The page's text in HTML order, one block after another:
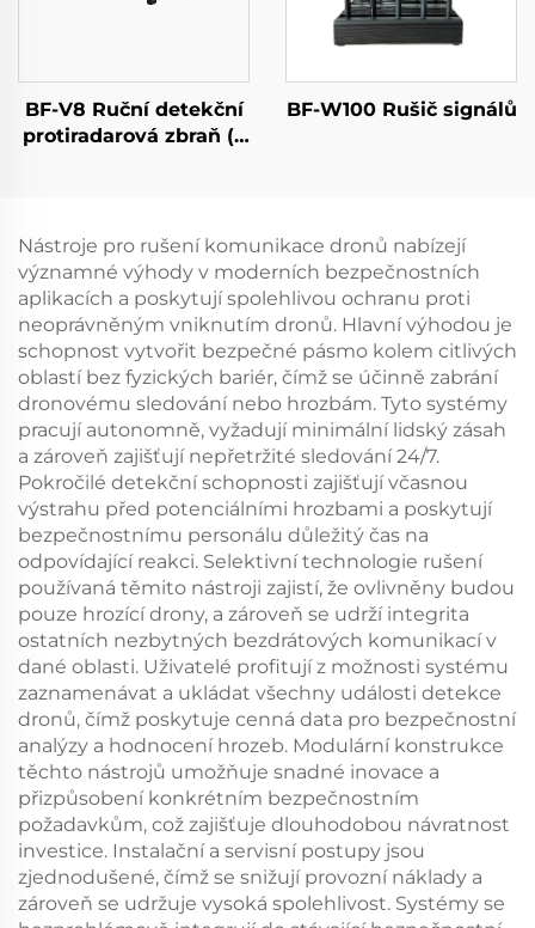
BF-V8 Ruční detekční
protiradarová zbraň (s
BF-W100 Rušič signálů
Nástroje pro rušení komunikace dronů nabízejí
významné výhody v moderních bezpečnostních
aplikacích a poskytují spolehlivou ochranu proti
neoprávněným vniknutím dronů. Hlavní výhodou je
schopnost vytvořit bezpečné pásmo kolem citlivých
oblastí bez fyzických bariér, čímž se účinně zabrání
dronovému sledování nebo hrozbám. Tyto systémy
pracují autonomně, vyžadují minimální lidský zásah
a zároveň zajišťují nepřetržité sledování 24/7.
Pokročilé detekční schopnosti zajišťují včasnou
výstrahu před potenciálními hrozbami a poskytují
bezpečnostnímu personálu důležitý čas na
odpovídající reakci. Selektivní technologie rušení
používaná těmito nástroji zajistí, že ovlivněny budou
pouze hrozící drony, a zároveň se udrží integrita
ostatních nezbytných bezdrátových komunikací v
dané oblasti. Uživatelé profitují z možnosti systému
zaznamenávat a ukládat všechny události detekce
dronů, čímž poskytuje cenná data pro bezpečnostní
analýzy a hodnocení hrozeb. Modulární konstrukce
těchto nástrojů umožňuje snadné inovace a
přizpůsobení konkrétním bezpečnostním
požadavkům, což zajišťuje dlouhodobou návratnost
investice. Instalační a servisní postupy jsou
zjednodušené, čímž se snižují provozní náklady a
zároveň se udržuje vysoká spolehlivost. Systémy se